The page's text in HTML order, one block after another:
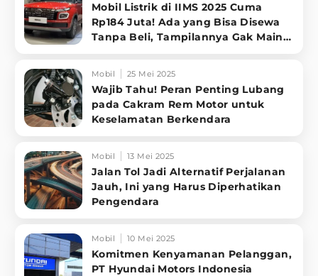
Mobil Listrik di IIMS 2025 Cuma
Rp184 Juta! Ada yang Bisa Disewa
Tanpa Beli, Tampilannya Gak Main-
Mobil 25 Mei 2025
Wajib Tahu! Peran Penting Lubang
pada Cakram Rem Motor untuk
Keselamatan Berkendara
Mobil 13 Mei 2025
Jalan Tol Jadi Alternatif Perjalanan
Jauh, Ini yang Harus Diperhatikan
Pengendara
Mobil 10 Mei 2025
Komitmen Kenyamanan Pelanggan,
PT Hyundai Motors Indonesia